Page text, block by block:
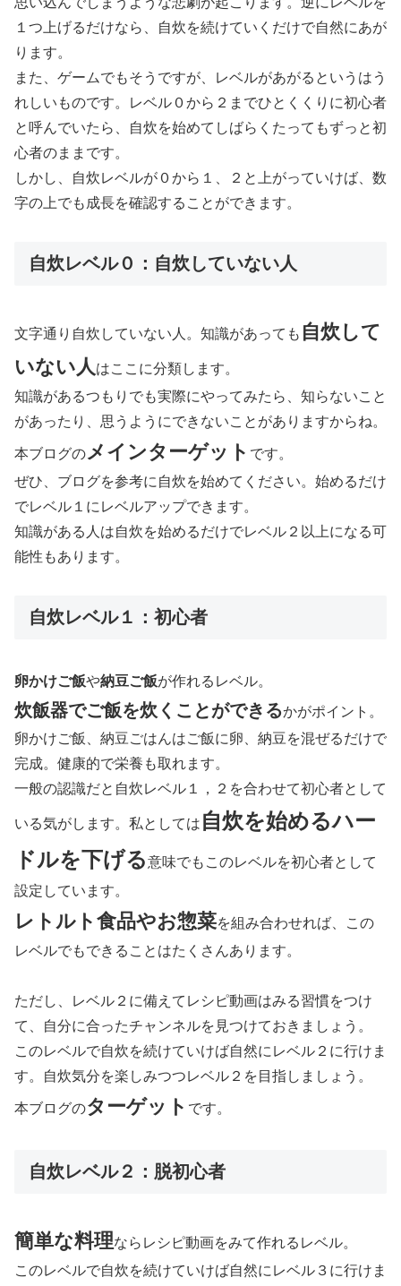
１つ上げるだけなら、自炊を続けていくだけで自然にあが
ります。
また、ゲームでもそうですが、レベルがあがるというはう
れしいものです。レベル０から２までひとくくりに初心者
と呼んでいたら、自炊を始めてしばらくたってもずっと初
心者のままです。
しかし、自炊レベルが０から１、２と上がっていけば、数
字の上でも成長を確認することができます。
自炊レベル０：自炊していない人
文字通り自炊していない人。知識があっても 自炊して
いない人はここに分類します。
知識があるつもりでも実際にやってみたら、知らないこと
があったり、思うようにできないことがありますからね。
本ブログのメインターゲット です。
ぜひ、ブログを参考に自炊を始めてください。始めるだけ
でレベル１にレベルアップできます。
知識がある人は自炊を始めるだけでレベル２以上になる可
能性もあります。
自炊レベル１：初心者
卵かけご飯や納豆ご飯が作れるレベル。
炊飯器でご飯を炊くことができるかがポイント。
卵かけご飯、納豆ごはんはご飯に卵、納豆を混ぜるだけで
完成。健康的で栄養も取れます。
一般の認識だと自炊レベル１，２を合わせて初心者として
いる気がします。私としては 自炊を始めるハー
ドルを下げる意味でもこのレベルを初心者として
設定しています。
レトルト食品やお惣菜を組み合わせれば、この
レベルでもできることはたくさんあります。
ただし、レベル２に備えてレシピ動画はみる習慣をつけ
て、自分に合ったチャンネルを見つけておきましょう。
このレベルで自炊を続けていけば自然にレベル２に行けま
す。自炊気分を楽しみつつレベル２を目指しましょう。
本ブログのターゲット です。
自炊レベル２：脱初心者
簡単な料理ならレシピ動画をみて作れるレベル。
このレベルで自炊を続けていけば自然にレベル３に行けま